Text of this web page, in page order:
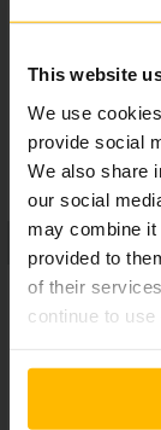
This website
We use
provide social
We also share
our social
may combine it
provided to
of their
continue to use